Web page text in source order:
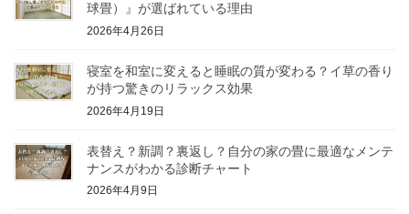
球畳）』が選ばれている理由
2026年4月26日
寝室を和室に変えると睡眠の質が変わる？イ草の香り
が持つ驚きのリラックス効果
2026年4月19日
表替え？新調？裏返し？自分の家の畳に最適なメンテ
ナンスがわかる診断チャート
2026年4月9日